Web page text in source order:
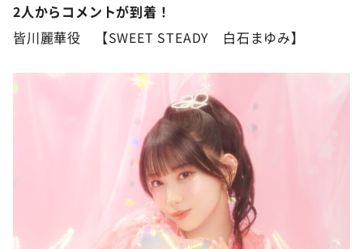
2人からコメントが到着！
皆川麗華役 【SWEET STEADY 白石まゆみ】